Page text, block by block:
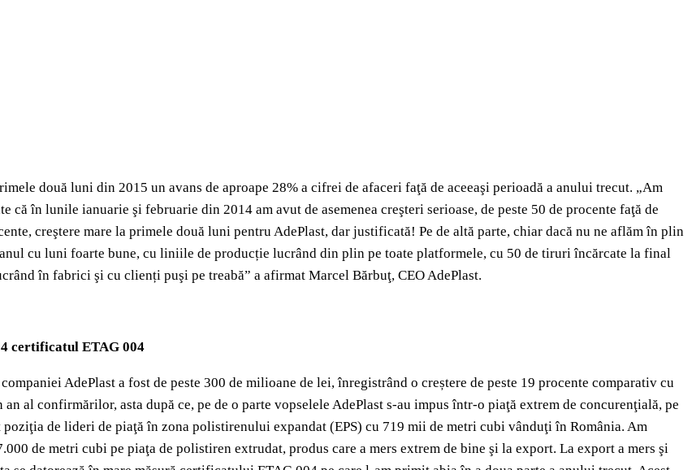
două luni din 2015 un avans de aproape 28% a cifrei de afaceri faţă de aceeaşi perioadă a anului trecut. „Am
că în lunile ianuarie şi februarie din 2014 am avut de asemenea creşteri serioase, de peste 50 de procente faţă de
creştere mare la primele două luni pentru AdePlast, dar justificată! Pe de altă parte, chiar dacă nu ne aflăm în plin
cu luni foarte bune, cu liniile de producție lucrând din plin pe toate platformele, cu 50 de tiruri încărcate la final
în fabrici şi cu clienți puşi pe treabă” a afirmat Marcel Bărbuţ, CEO AdePlast.
certificatul ETAG 004
AdePlast a fost de peste 300 de milioane de lei, înregistrând o creștere de peste 19 procente comparativ cu
an al confirmărilor, asta după ce, pe de o parte vopselele AdePlast s-au impus într-o piaţă extrem de concurenţială, pe
poziţia de lideri de piaţă în zona polistirenului expandat (EPS) cu 719 mii de metri cubi vânduţi în România. Am
de metri cubi pe piaţa de polistiren extrudat, produs care a mers extrem de bine şi la export. La export a mers şi